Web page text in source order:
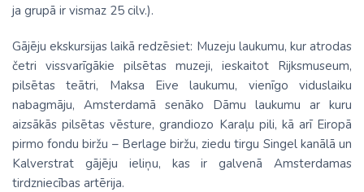
ja grupā ir vismaz 25 cilv.).
Gājēju ekskursijas laikā redzēsiet: Muzeju laukumu, kur atrodas
četri vissvarīgākie pilsētas muzeji, ieskaitot Rijksmuseum,
pilsētas teātri, Maksa Eive laukumu, vienīgo viduslaiku
nabagmāju, Amsterdamā senāko Dāmu laukumu ar kuru
aizsākās pilsētas vēsture, grandiozo Karaļu pili, kā arī Eiropā
pirmo fondu biržu – Berlage biržu, ziedu tirgu Singel kanālā un
Kalverstrat gājēju ieliņu, kas ir galvenā Amsterdamas
tirdzniecības artērija.